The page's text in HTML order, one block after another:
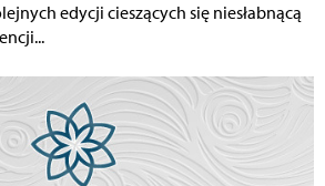
edycji cieszących się niesłabnącą